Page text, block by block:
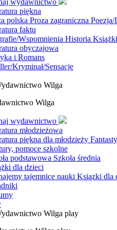
wydawnictwo
piękna
polska Proza zagraniczna Poezja/
faktu
Wspomnienia Historia
obyczajowa
i Romans
Kryminał/Sensacje
Wilga
wydawnictwo
młodzieżowa
piękna dla młodzieży
pomoce szkolne
podstawowa Szkoła średnia
dla dzieci
tajemnice nauki Ksiązki dla